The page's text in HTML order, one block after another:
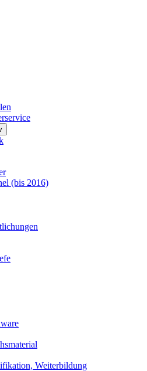
(bis 2016)
Weiterbildung